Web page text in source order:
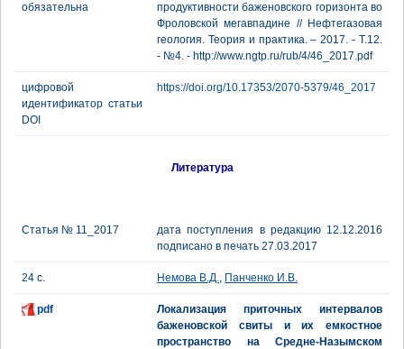
обязательна
продуктивности баженовского горизонта во
Фроловской мегавпадине // Нефтегазовая
геология. Теория и практика. – 2017. - Т.12.
- №4. - http://www.ngtp.ru/rub/4/46_2017.pdf
цифровой
идентификатор статьи
DOI
https://doi.org/10.17353/2070-5379/46_2017
Литература
Статья № 11_2017
дата поступления в редакцию 12.12.2016
подписано в печать 27.03.2017
24 с. Немова В.Д., Панченко И.В.
pdf
Локализация приточных интервалов
баженовской свиты и их емкостное
пространство на Средне-Назымском